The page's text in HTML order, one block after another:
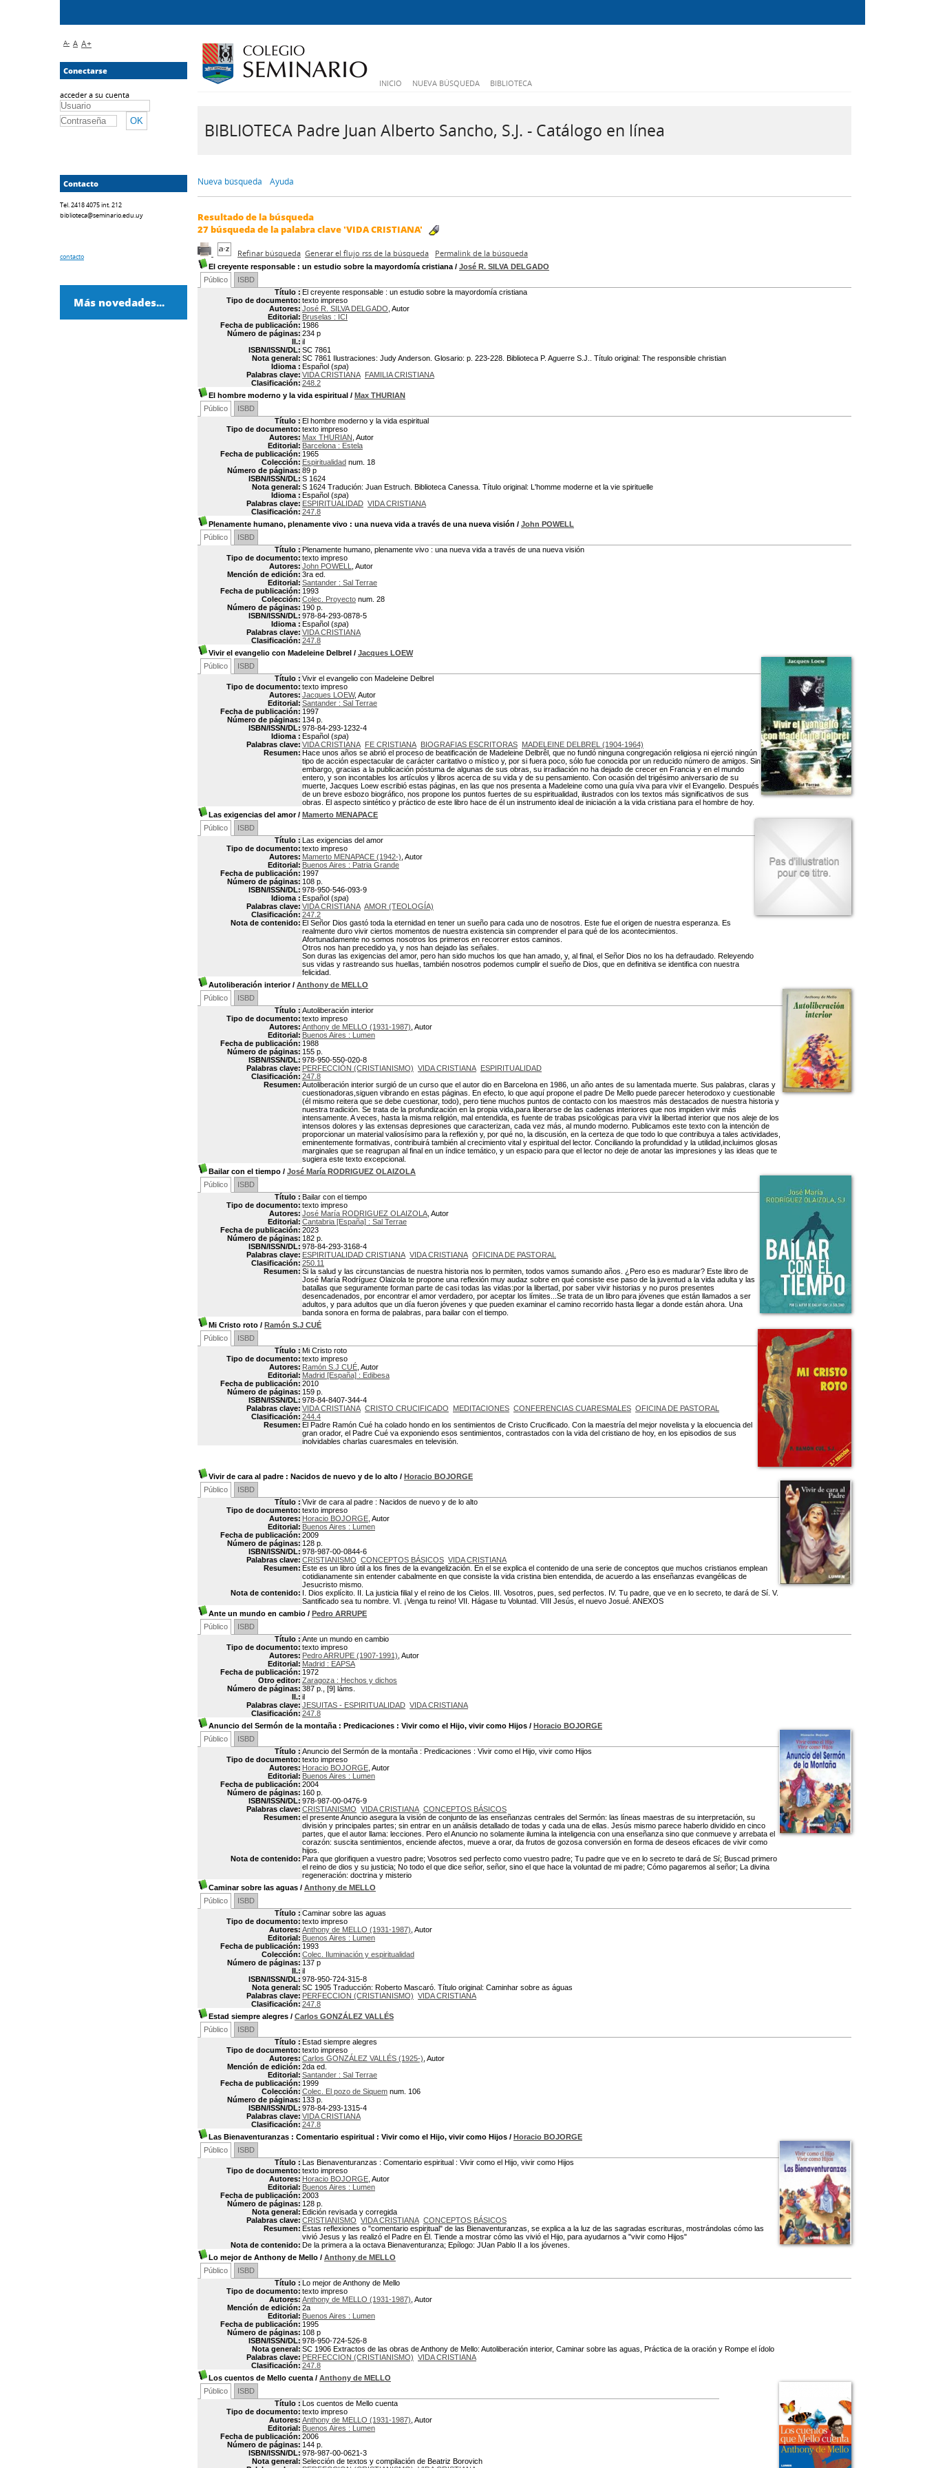
INICIO NUEVA BÚSQUEDA BIBLIOTECA
BIBLIOTECA Padre Juan Alberto Sancho, S.J. - Catálogo en línea
Nueva búsqueda Ayuda
Resultado de la búsqueda
27búsqueda de la palabra clave'VIDA CRISTIANA'
Refinar búsqueda Generar el flujo rss de la búsqueda Permalink de la búsqueda
El creyente responsable : un estudio sobre la mayordomía cristiana / José R. SILVA DELGADO
Público
ISBD
Título : El creyente responsable : un estudio sobre la mayordomía cristiana
Tipo de documento: texto impreso
Autores: José R. SILVA DELGADO , Autor
Editorial: Bruselas : ICI
Fecha de publicación: 1986
Número de páginas: 234 p
Il.: il
ISBN/ISSN/DL: SC 7861
Nota general: SC 7861 Ilustraciones: Judy Anderson. Glosario: p. 223-228. Biblioteca P. Aguerre S.J.. Título original: The responsible christian
Idioma : Español (spa)
Palabras clave: VIDA CRISTIANA FAMILIA CRISTIANA
Clasificación: 248.2
El hombre moderno y la vida espiritual / Max THURIAN
Público
ISBD
Título : El hombre moderno y la vida espiritual
Tipo de documento: texto impreso
Autores: Max THURIAN , Autor
Editorial: Barcelona : Estela
Fecha de publicación: 1965
Colección: Espiritualidad num. 18
Número de páginas: 89 p
ISBN/ISSN/DL: S 1624
Nota general: S 1624 Tradución: Juan Estruch. Biblioteca Canessa. Título original: L'homme moderne et la vie spirituelle
Idioma : Español (spa)
Palabras clave: ESPIRITUALIDAD VIDA CRISTIANA
Clasificación: 247.8
Plenamente humano, plenamente vivo : una nueva vida a través de una nueva visión / John POWELL
Público
ISBD
Título : Plenamente humano, plenamente vivo : una nueva vida a través de una nueva visión
Tipo de documento: texto impreso
Autores: John POWELL
, Autor
Mención de edición: 3ra ed.
Editorial: Santander : Sal Terrae
Fecha de publicación: 1993
Colección: Colec. Proyecto num. 28
Número de páginas: 190 p.
ISBN/ISSN/DL: 978-84-293-0878-5
Idioma : Español (spa)
Palabras clave: VIDA CRISTIANA
Clasificación: 247.8
Vivir el evangelio con Madeleine Delbrel / Jacques LOEW
Público
ISBD
Título : Vivir el evangelio con Madeleine Delbrel
Tipo de documento: texto impreso
Autores: Jacques LOEW, Autor
Editorial: Santander : Sal Terrae
Fecha de publicación: 1997
Número de páginas: 134 p.
ISBN/ISSN/DL: 978-84-293-1232-4
Idioma : Español (spa)
Palabras clave: VIDA CRISTIANA FE CRISTIANA BIOGRAFIAS ESCRITORAS MADELEINE DELBREL (1904-1964)
Resumen: Hace unos años se abrió el proceso de beatificación de Madeleine Delbrêl, que no fundó ninguna congregación religiosa ni ejerció ningún
tipo de acción espectacular de carácter caritativo o místico y, por si fuera poco, sólo fue conocida por un reducido número de amigos. Sin
embargo, gracias a la publicación póstuma de algunas de sus obras, su irradiación no ha dejado de crecer en Francia y en el mundo
entero, y son incontables los artículos y libros acerca de su vida y de su pensamiento. Con ocasión del trigésimo aniversario de su
muerte, Jacques Loew escribió estas páginas, en las que nos presenta a Madeleine como una guía viva para vivir el Evangelio. Después
de un breve esbozo biográfico, nos propone los puntos fuertes de su espiritualidad, ilustrados con los textos más significativos de sus
obras. El aspecto sintético y práctico de este libro hace de él un instrumento ideal de iniciación a la vida cristiana para el hombre de hoy.
Las exigencias del amor/ Mamerto MENAPACE
Público
ISBD
Título : Las exigencias del amor
Tipo de documento: texto impreso
Autores: Mamerto MENAPACE (1942-) , Autor
Editorial: Buenos Aires : Patria Grande
Fecha de publicación: 1997
Número de páginas: 108 p.
ISBN/ISSN/DL: 978-950-546-093-9
Idioma : Español (spa)
Palabras clave: VIDA CRISTIANA AMOR (TEOLOGÍA)
Clasificación: 247.2
Nota de contenido: El Señor Dios gastó toda la eternidad en tener un sueño para cada uno de nosotros. Este fue el origen de nuestra esperanza. Es
realmente duro vivir ciertos momentos de nuestra existencia sin comprender el para qué de los acontecimientos.
Afortunadamente no somos nosotros los primeros en recorrer estos caminos.
Otros nos han precedido ya, y nos han dejado las señales.
Son duras las exigencias del amor, pero han sido muchos los que han amado, y, al final, el Señor Dios no los ha defraudado. Releyendo
sus vidas y rastreando sus huellas, también nosotros podemos cumplir el sueño de Dios, que en definitiva se identifica con nuestra
felicidad.
Autoliberación interior/ Anthony de MELLO
Público
ISBD
Título : Autoliberación interior
Tipo de documento: texto impreso
Autores: Anthony de MELLO (1931-1987) , Autor
Editorial: Buenos Aires : Lumen
Fecha de publicación: 1988
Número de páginas: 155 p.
ISBN/ISSN/DL: 978-950-550-020-8
Palabras clave: PERFECCIÓN (CRISTIANISMO) VIDA CRISTIANA ESPIRITUALIDAD
Clasificación: 247.8
Resumen: Autoliberación interior surgió de un curso que el autor dio en Barcelona en 1986, un año antes de su lamentada muerte. Sus palabras, claras y
cuestionadoras,siguen vibrando en estas páginas. En efecto, lo que aquí propone el padre De Mello puede parecer heterodoxo y cuestionable
(él mismo reitera que se debe cuestionar, todo), pero tiene muchos puntos de contacto con los maestros más destacados de nuestra historia y
nuestra tradición. Se trata de la profundización en la propia vida,para liberarse de las cadenas interiores que nos impiden vivir más
intensamente. A veces, hasta la misma religión, mal entendida, es fuente de trabas psicológicas para vivir la libertad interior que nos aleje de los
intensos dolores y las extensas depresiones que caracterizan, cada vez más, al mundo moderno. Publicamos este texto con la intención de
proporcionar un material valiosísimo para la reflexión y, por qué no, la discusión, en la certeza de que todo lo que contribuya a tales actividades,
eminentemente formativas, contribuirá también al crecimiento vital y espiritual del lector. Conciliando la profundidad y la utilidad,incluimos glosas
marginales que se reagrupan al final en un índice temático, y un espacio para que el lector no deje de anotar las impresiones y las ideas que te
sugiera este texto excepcional.
Bailar con el tiempo / José María RODRIGUEZ OLAIZOLA
Público
ISBD
Título : Bailar con el tiempo
Tipo de documento: texto impreso
Autores: José María RODRIGUEZ OLAIZOLA , Autor
Editorial: Cantabria [España] : Sal Terrae
Fecha de publicación: 2023
Número de páginas: 182 p.
ISBN/ISSN/DL: 978-84-293-3168-4
Palabras clave: ESPIRITUALIDAD CRISTIANA VIDA CRISTIANA OFICINA DE PASTORAL
Clasificación: 250.11
Resumen: Si la salud y las circunstancias de nuestra historia nos lo permiten, todos vamos sumando años. ¿Pero eso es madurar? Este libro de
José María Rodríguez Olaizola te propone una reflexión muy audaz sobre en qué consiste ese paso de la juventud a la vida adulta y las
batallas que seguramente forman parte de casi todas las vidas:por la libertad, por saber vivir historias y no puros presentes
desencadenados, por encontrar el amor verdadero, por aceptar los límites...Se trata de un libro para jóvenes que están llamados a ser
adultos, y para adultos que un día fueron jóvenes y que pueden examinar el camino recorrido hasta llegar a donde están ahora. Una
banda sonora en forma de palabras, para bailar con el tiempo.
Mi Cristo roto / Ramón S.J CUÉ
Público
ISBD
Título : Mi Cristo roto
Tipo de documento: texto impreso
Autores: Ramón S.J CUÉ , Autor
Editorial: Madrid [España] : Edibesa
Fecha de publicación: 2010
Número de páginas: 159 p.
ISBN/ISSN/DL: 978-84-8407-344-4
Palabras clave: VIDA CRISTIANA CRISTO CRUCIFICADO MEDITACIONES CONFERENCIAS CUARESMALES OFICINA DE PASTORAL
Clasificación: 244.4
Resumen: El Padre Ramón Cué ha colado hondo en los sentimientos de Cristo Crucificado. Con la maestría del mejor novelista y la elocuencia del
gran orador, el Padre Cué va exponiendo esos sentimientos, contrastados con la vida del cristiano de hoy, en los episodios de sus
inolvidables charlas cuaresmales en televisión.
Vivir de cara al padre : Nacidos de nuevo y de lo alto / Horacio BOJORGE
Público
ISBD
Título : Vivir de cara al padre : Nacidos de nuevo y de lo alto
Tipo de documento: texto impreso
Autores: Horacio BOJORGE , Autor
Editorial: Buenos Aires : Lumen
Fecha de publicación: 2009
Número de páginas: 128 p.
ISBN/ISSN/DL: 978-987-00-0844-6
Palabras clave: CRISTIANISMO CONCEPTOS BÁSICOS VIDA CRISTIANA
Resumen: Este es un libro útil a los fines de la evangelización. En el se explica el contenido de una serie de conceptos que muchos cristianos emplean
cotidianamente sin entender cabalmente en que consiste la vida cristina bien entendida, de acuerdo a las enseñanzas evangélicas de
Jesucristo mismo.
Nota de contenido: I. Dios explícito. II. La justicia filial y el reino de los Cielos. III. Vosotros, pues, sed perfectos. IV. Tu padre, que ve en lo secreto, te dará de Sí. V.
Santificado sea tu nombre. VI. ¡Venga tu reino! VII. Hágase tu Voluntad. VIII Jesús, el nuevo Josué. ANEXOS
Ante un mundo en cambio / Pedro ARRUPE
Público
ISBD
Título : Ante un mundo en cambio
Tipo de documento: texto impreso
Autores: Pedro ARRUPE (1907-1991) , Autor
Editorial: Madrid : EAPSA
Fecha de publicación: 1972
Otro editor: Zaragoza : Hechos y dichos
Número de páginas: 387 p., [9] láms.
Il.: il
Palabras clave: JESUITAS - ESPIRITUALIDAD VIDA CRISTIANA
Clasificación: 247.8
Anuncio del Sermón de la montaña : Predicaciones : Vivir como el Hijo, vivir como Hijos / Horacio BOJORGE
Público
ISBD
Título : Anuncio del Sermón de la montaña : Predicaciones : Vivir como el Hijo, vivir como Hijos
Tipo de documento: texto impreso
Autores: Horacio BOJORGE , Autor
Editorial: Buenos Aires : Lumen
Fecha de publicación: 2004
Número de páginas: 160 p.
ISBN/ISSN/DL: 978-987-00-0476-9
Palabras clave: CRISTIANISMO VIDA CRISTIANA CONCEPTOS BÁSICOS
Resumen: el presente Anuncio asegura la visión de conjunto de las enseñanzas centrales del Sermón: las líneas maestras de su interpretación, su
división y principales partes; sin entrar en un análisis detallado de todas y cada una de ellas. Jesús mismo parece haberlo dividido en cinco
partes, que el autor llama: lecciones. Pero el Anuncio no solamente ilumina la inteligencia con una enseñanza sino que conmueve y arrebata el
corazón: suscita sentimientos, enciende afectos, mueve a orar, da frutos de gozosa conversión en forma de deseos eficaces de vivir como
hijos.
Nota de contenido: Para que glorifiquen a vuestro padre; Vosotros sed perfecto como vuestro padre; Tu padre que ve en lo secreto te dará de Sí; Buscad primero
el reino de dios y su justicia; No todo el que dice señor, señor, sino el que hace la voluntad de mi padre; Cómo pagaremos al señor; La divina
regeneración: doctrina y misterio
Caminar sobre las aguas / Anthony de MELLO
Público
ISBD
Título : Caminar sobre las aguas
Tipo de documento: texto impreso
Autores: Anthony de MELLO (1931-1987) , Autor
Editorial: Buenos Aires : Lumen
Fecha de publicación: 1993
Colección: Colec. Iluminación y espiritualidad
Número de páginas: 137 p
Il.: il
ISBN/ISSN/DL: 978-950-724-315-8
Nota general: SC 1905 Traducción: Roberto Mascaró. Título original: Caminhar sobre as águas
Palabras clave: PERFECCION (CRISTIANISMO) VIDA CRISTIANA
Clasificación: 247.8
Estad siempre alegres / Carlos GONZÁLEZ VALLÉS
Público
ISBD
Título : Estad siempre alegres
Tipo de documento: texto impreso
Autores: Carlos GONZÁLEZ VALLÉS (1925-) , Autor
Mención de edición: 2da ed.
Editorial: Santander : Sal Terrae
Fecha de publicación: 1999
Colección: Colec. El pozo de Siquem num. 106
Número de páginas: 133 p.
ISBN/ISSN/DL: 978-84-293-1315-4
Palabras clave: VIDA CRISTIANA
Clasificación: 247.8
Las Bienaventuranzas : Comentario espiritual : Vivir como el Hijo, vivir como Hijos / Horacio BOJORGE
Público
ISBD
Título : Las Bienaventuranzas : Comentario espiritual : Vivir como el Hijo, vivir como Hijos
Tipo de documento: texto impreso
Autores: Horacio BOJORGE , Autor
Editorial: Buenos Aires : Lumen
Fecha de publicación: 2003
Número de páginas: 128 p.
Nota general: Edición revisada y corregida
Palabras clave: CRISTIANISMO VIDA CRISTIANA CONCEPTOS BÁSICOS
Resumen: Estas reflexiones o "comentario espiritual" de las Bienaventuranzas, se explica a la luz de las sagradas escrituras, mostrándolas cómo las
vivió Jesus y las realizó el Padre en Él. Tiende a mostrar cómo las vivió el Hijo, para ayudarnos a "vivir como Hijos"
Nota de contenido: De la primera a la octava Bienaventuranza; Epílogo: JUan Pablo II a los jóvenes.
Lo mejor de Anthony de Mello / Anthony de MELLO
Público
ISBD
Título : Lo mejor de Anthony de Mello
Tipo de documento: texto impreso
Autores: Anthony de MELLO (1931-1987) , Autor
Mención de edición: 2a
Editorial: Buenos Aires : Lumen
Fecha de publicación: 1995
Número de páginas: 108 p
ISBN/ISSN/DL: 978-950-724-526-8
Nota general: SC 1906 Extractos de las obras de Anthony de Mello: Autoliberación interior, Caminar sobre las aguas, Práctica de la oración y Rompe el ídolo
Palabras clave: PERFECCION (CRISTIANISMO) VIDA CRISTIANA
Clasificación: 247.8
Los cuentos de Mello cuenta / Anthony de MELLO
Público
ISBD
Título : Los cuentos de Mello cuenta
Tipo de documento: texto impreso
Autores: Anthony de MELLO (1931-1987) , Autor
Editorial: Buenos Aires : Lumen
Fecha de publicación: 2006
Número de páginas: 144 p.
ISBN/ISSN/DL: 978-987-00-0621-3
Nota general: Selección de textos y compilación de Beatriz Borovich
A- A A+
Conectarse
acceder a su cuenta
Contacto
Tel. 2418 4075 int. 212
biblioteca@seminario.edu.uy
contacto
Más novedades...